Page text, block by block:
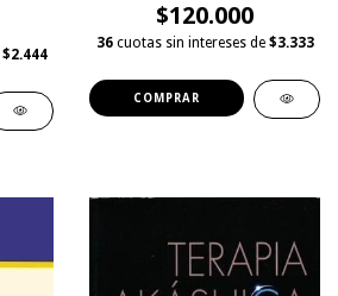
$2.444
$120.000
36 cuotas sin intereses de $3.333